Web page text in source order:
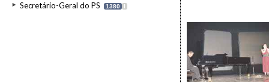
Secretário-Geral do PS 1380 I